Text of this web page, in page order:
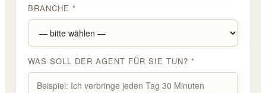
BRANCHE *
WAS SOLL DER AGENT FÜR SIE TUN? *